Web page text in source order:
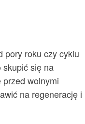
pory roku czy cyklu
skupić się na
wolnymi
na regenerację i